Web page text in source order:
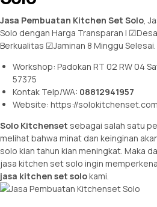
Jasa Pembuatan Kitchen Set Solo,
Solo dengan Harga Transparan |
Berkualitas ☑Jaminan 8 Minggu Selesai.
Workshop: Padokan RT 02 RW 04
57375
Kontak Telp/WA: 08812941957
Website: https://solokitchenset.com
Solo Kitchenset sebagai salah satu
melihat bahwa minat dan keinginan
solo kian tahun kian meningkat. Maka
jasa kitchen set solo ingin
jasa kitchen set solokami.